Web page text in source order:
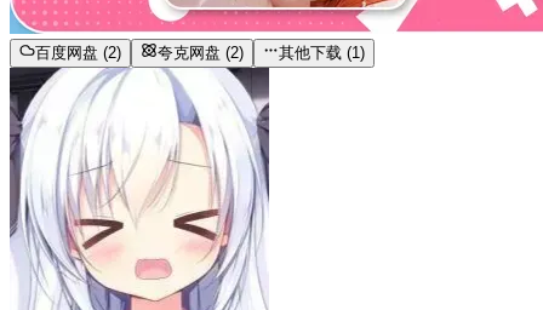
百度网盘 (2) 夸克网盘 (2) 其他下载 (1)